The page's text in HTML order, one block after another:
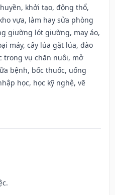
khởi tạo, động thổ,
vựa, làm hay sửa phòng
giường lót giường, may áo,
máy, cấy lúa gặt lúa, đào
trong vụ chăn nuôi, mở
bệnh, bốc thuốc, uống
học, học kỹ nghệ, vẽ